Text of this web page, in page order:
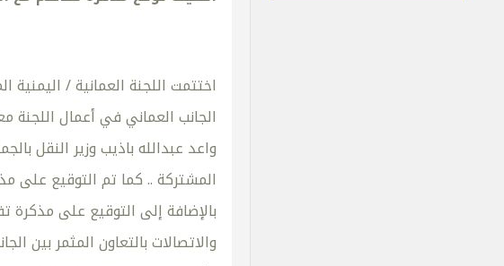
اختتمت اللجنة العمانية /
الجانب العماني في أعمال اللجنة
واعد عبدالله باذيب وزير النقل
المشتركة .. كما تم التوقيع على
بالإضافة إلى التوقيع على مذكرة
والاتصالات بالتعاون المثمر بين